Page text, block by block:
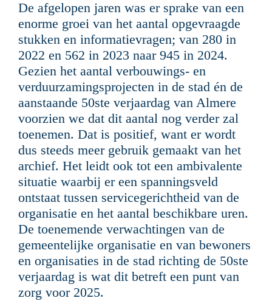
De afgelopen jaren was er sprake van een
enorme groei van het aantal opgevraagde
stukken en informatievragen; van 280 in
2022 en 562 in 2023 naar 945 in 2024.
Gezien het aantal verbouwings- en
verduurzamingsprojecten in de stad én de
aanstaande 50ste verjaardag van Almere
voorzien we dat dit aantal nog verder zal
toenemen. Dat is positief, want er wordt
dus steeds meer gebruik gemaakt van het
archief. Het leidt ook tot een ambivalente
situatie waarbij er een spanningsveld
ontstaat tussen servicegerichtheid van de
organisatie en het aantal beschikbare uren.
De toenemende verwachtingen van de
gemeentelijke organisatie en van bewoners
en organisaties in de stad richting de 50ste
verjaardag is wat dit betreft een punt van
zorg voor 2025.